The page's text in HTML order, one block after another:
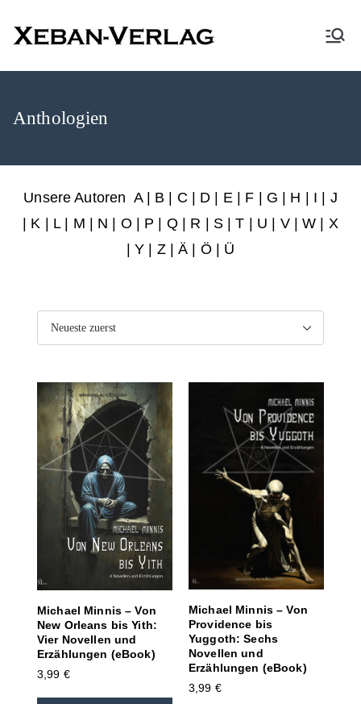
XEBAN-Verlag
Anthologien
Unsere Autoren A| B C D E| F G H I
J
K L| M N O P Q| R S |T U V|W
X
Y Z|Ä | Ö | Ü
Michael Minnis – Von
New Orleans bis Yith:
Vier Novellen und
Erzählungen (eBook)
3,99 €
Michael Minnis – Von
Providence bis
Yuggoth: Sechs
Novellen und
Erzählungen (eBook)
3,99 €